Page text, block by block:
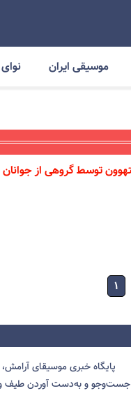
موسیقی ایران
۱
پایگاه خبری موسیقای
جست‌و‌جو و به‌دست آوردن طیف